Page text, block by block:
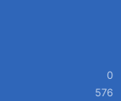
0
576